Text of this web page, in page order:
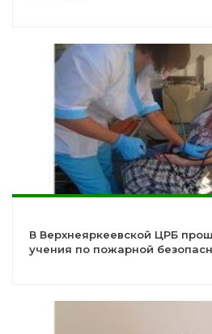
В Верхнеяркеевской ЦРБ
учения по пожарной